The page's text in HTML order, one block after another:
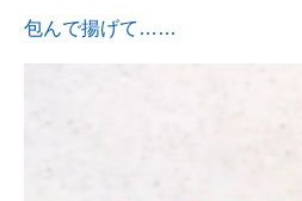
包んで揚げて……